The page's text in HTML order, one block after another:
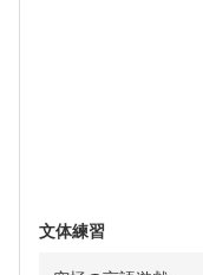
文体練習